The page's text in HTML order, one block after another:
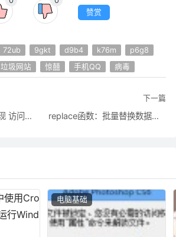
赞赏
72ub 9gkt d9b4 k76m
p6g8
垃圾网站 惊囍 手机QQ 病毒
打开网页360提示:发现 访问恶意网址：http://safe.sucop.info/k.html
下一篇
replace函数：批量替换数据库中指定字段内指定字符串参考方法
电脑基础